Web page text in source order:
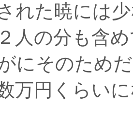
れた暁には
人の分も含
にそのため
万円くらい